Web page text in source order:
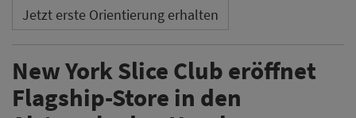
Jetzt erste Orientierung erhalten
New York Slice Club eröffnet
Flagship-Store in den